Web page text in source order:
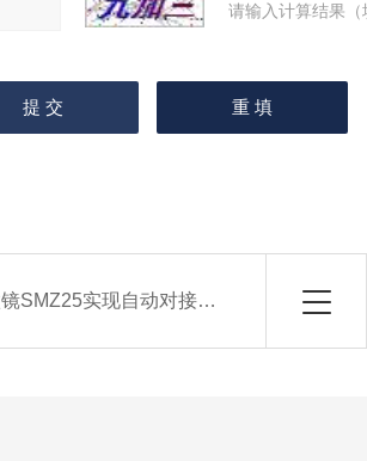
请输入计算结果
SMZ25实现自动对接变倍